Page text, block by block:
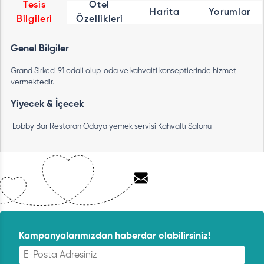
Tesis
Bilgileri
Otel
Özellikleri
Harita Yorumlar
Genel Bilgiler
Grand Sirkeci 91 odali olup, oda ve kahvalti konseptlerinde hizmet
vermektedir.
Yiyecek & İçecek
Lobby Bar Restoran Odaya yemek servisi Kahvaltı Salonu
Kampanyalarımızdan haberdar olabilirsiniz!